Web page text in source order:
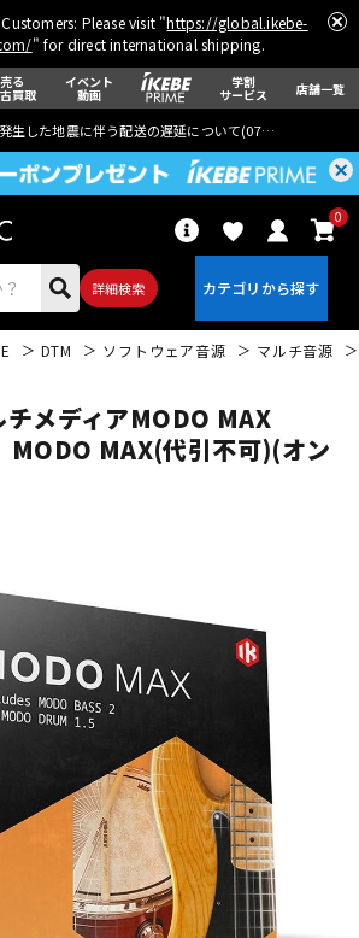
Please visit "https://global.ikebe-
" for direct international shipping.
売る
買取
イベント
動画
学割
サービス 店舗一覧
生した地震に伴う配送の遅延について(07月29日
詳細検索
0
パーカッション
電子ピアノ
その他楽器
エフェクター
DTM ソフトウェア音源 マルチ音源
チメディアMODO MAX
MODO MAX(代引不可)(オン